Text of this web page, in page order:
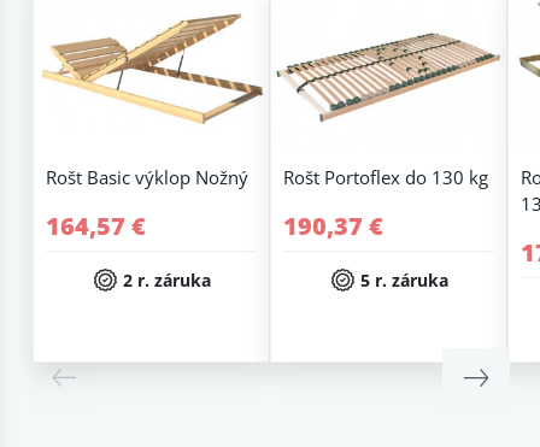
Rošt Basic výklop Nožný
164,57 €
2 r. záruka
Rošt Portoflex do 130 kg
190,37 €
5 r. záruka